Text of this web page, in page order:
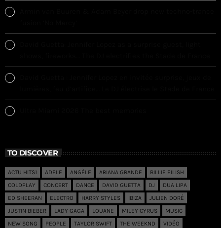
TO DISCOVER
ACTU HITS1 ADELE ANGÈLE ARIANA GRANDE
BILLIE EILISH
COLDPLAY
CONCERT DANCE DAVID GUETTA DJ
DUA LIPA
ED SHEERAN
ELECTRO HARRY STYLES IBIZA
JULIEN DORÉ
JUSTIN BIEBER
LADY GAGA LOUANE MILEY CYRUS
MUSIC
NEW SONG
PEOPLE TAYLOR SWIFT THE WEEKND VIDÉO